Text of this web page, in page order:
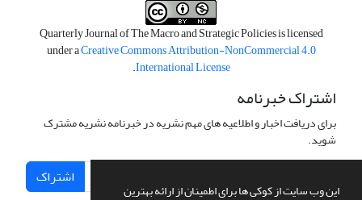
این وب سایت از کوکی ها برای اطمینان از ارائه بهترین
Quarterly Journal of The Macro and Strategic Policies is licensed
under aCreative Commons Attribution-NonCommercial 4.0
International License
.
اشتراک خبرنامه
برای دریافت اخبار و اطلاعیه های مهم نشریه در خبرنامه نشریه مشترک
شوید.
اشتراک